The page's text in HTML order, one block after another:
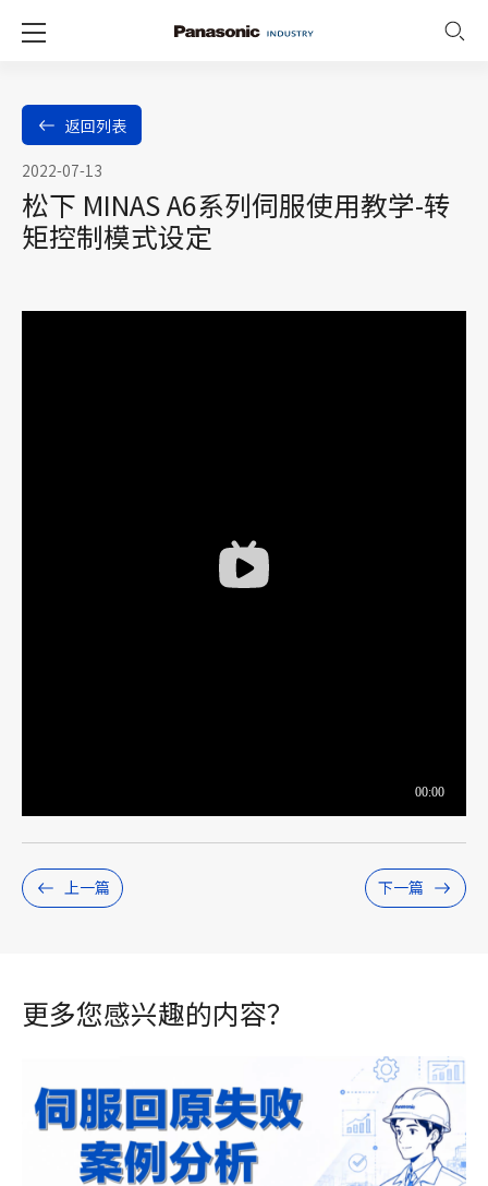
返回列表
2022-07-13
松下 MINAS A6系列伺服使用教学-转
矩控制模式设定
上一篇 下一篇
更多您感兴趣的内容？